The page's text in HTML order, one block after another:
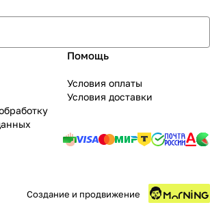
Помощь
Условия оплаты
Условия доставки
Создание и продвижение